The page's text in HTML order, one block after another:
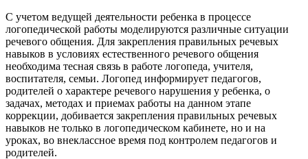
С учетом ведущей деятельности ребенка в процессе
логопедической работы моделируются различные ситуации
речевого общения. Для закрепления правильных речевых
навыков в условиях естественного речевого общения
необходима тесная связь в работе логопеда, учителя,
воспитателя, семьи. Логопед информирует педагогов,
родителей о характере речевого нарушения у ребенка, о
задачах, методах и приемах работы на данном этапе
коррекции, добивается закрепления правильных речевых
навыков не только в логопедическом кабинете, но и на
уроках, во внеклассное время под контролем педагогов и
родителей.